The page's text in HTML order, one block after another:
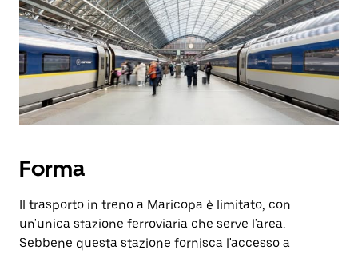
Forma
Il trasporto in treno a Maricopa è limitato, con
un'unica stazione ferroviaria che serve l'area.
Sebbene questa stazione fornisca l'accesso a